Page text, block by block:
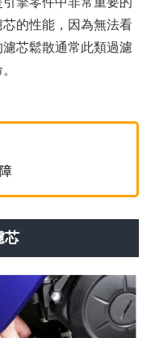
的性能，因為無法看
芯鬆散通常此類過濾
芯